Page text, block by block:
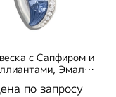
с Сапфиром и
Эмаль,
по запросу